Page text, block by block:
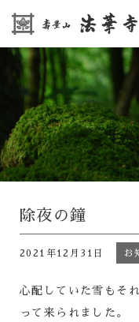
除夜の鐘
2021年12月31日 お
心配していた雪もそ
って来られました。